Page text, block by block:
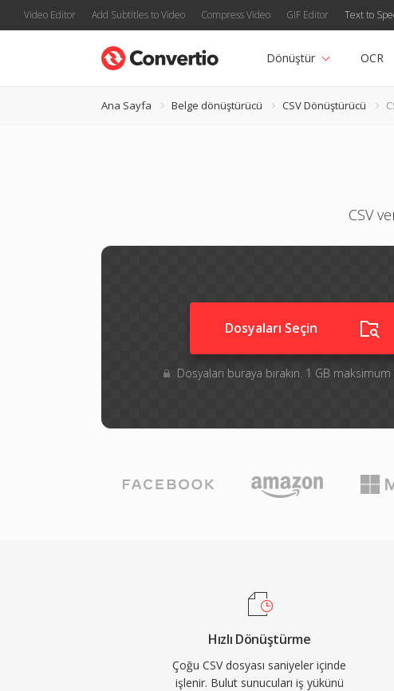
Video Editor Add Subtitles to Video Compress Video GIF Editor Text to
Dönüştür OCR
Ana Sayfa Belge dönüştürücü CSV Dönüştürücü
CSV
Dosyaları Seçin
Dosyaları buraya bırakın. 1 GB
Hızlı Dönüştürme
Çoğu CSV dosyası saniyeler içinde
işlenir. Bulut sunucuları iş yükünü